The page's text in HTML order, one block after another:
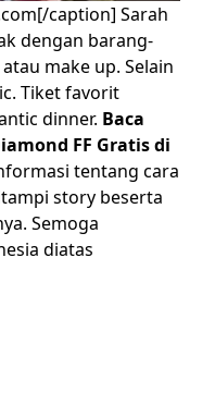
caption] Sarah
dengan barang-
make up. Selain
Tiket favorit
dinner. Baca
FF Gratis di
tentang cara
story beserta
Semoga
diatas